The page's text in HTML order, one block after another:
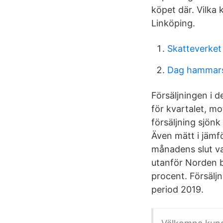
köpet där. Vilka
Linköping.
Dag
Försäljningen i
för kvartalet,
försäljning
Även mätt i
månadens slut
utanför Norden
procent.
period 2019.